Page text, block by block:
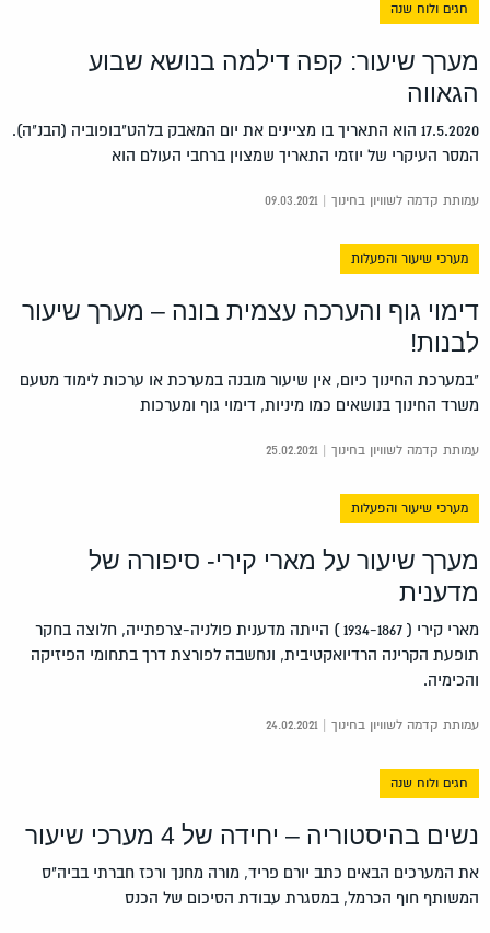
חגים ולוח שנה
מערך שיעור: קפה דילמה בנושא שבוע
הגאווה
17.5.2020 הוא התאריך בו מציינים את יום המאבק בלהט"בופוביה (הבנ"ה).
המסר העיקרי של יוזמי התאריך שמצוין ברחבי העולם הוא
עמותת קדמה לשוויון בחינוך | 09.03.2021
מערכי שיעור והפעלות
דימוי גוף והערכה עצמית בונה – מערך שיעור
לבנות!
"במערכת החינוך כיום, אין שיעור מובנה במערכת או ערכות לימוד מטעם
משרד החינוך בנושאים כמו מיניות, דימוי גוף ומערכות
עמותת קדמה לשוויון בחינוך | 25.02.2021
מערכי שיעור והפעלות
מערך שיעור על מארי קירי- סיפורה של
מדענית
מארי קירי ( 1934-1867 ) הייתה מדענית פולניה-צרפתייה, חלוצה בחקר
תופעת הקרינה הרדיואקטיבית, ונחשבה לפורצת דרך בתחומי הפיזיקה
והכימיה.
עמותת קדמה לשוויון בחינוך | 24.02.2021
חגים ולוח שנה
נשים בהיסטוריה – יחידה של 4 מערכי שיעור
את המערכים הבאים כתב יורם פריד, מורה מחנך ורכז חברתי בביה"ס
המשותף חוף הכרמל, במסגרת עבודת הסיכום של הכנס